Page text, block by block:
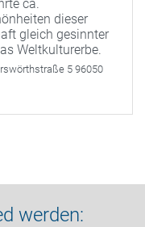
ca.
dieser
gleich gesinnter
Weltkulturerbe.
5 96050
werden: